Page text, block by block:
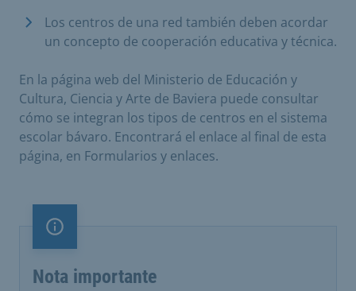
Los centros de una red también deben acordar
un concepto de cooperación educativa y técnica.
En la página web del Ministerio de Educación y
Cultura, Ciencia y Arte de Baviera puede consultar
cómo se integran los tipos de centros en el sistema
escolar bávaro. Encontrará el enlace al final de esta
página, en Formularios y enlaces.
Nota importante
Nota importante